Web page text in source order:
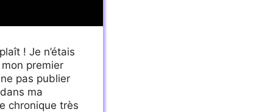
! Je n’étais
premier
pas publier
ma
chronique très